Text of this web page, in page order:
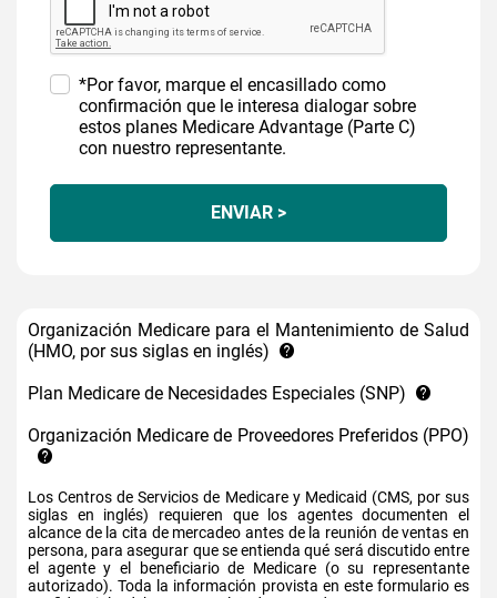
*Por favor, marque el encasillado como
confirmación que le interesa dialogar sobre
estos planes Medicare Advantage (Parte C)
con nuestro representante.
ENVIAR >
Organización Medicare para el Mantenimiento de Salud
(HMO, por sus siglas en inglés)
Plan Medicare de Necesidades Especiales (SNP)
Organización Medicare de Proveedores Preferidos (PPO)
Los Centros de Servicios de Medicare y Medicaid (CMS, por sus
siglas en inglés) requieren que los agentes documenten el
alcance de la cita de mercadeo antes de la reunión de ventas en
persona, para asegurar que se entienda qué será discutido entre
el agente y el beneficiario de Medicare (o su representante
autorizado). Toda la información provista en este formulario es